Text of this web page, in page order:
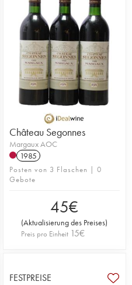
Château Segonnes
Margaux AOC
1985
Posten von 3 Flaschen | 0
Gebote
45€
(Aktualisierung des Preises)
Preis pro Einheit 15€
FESTPREISE